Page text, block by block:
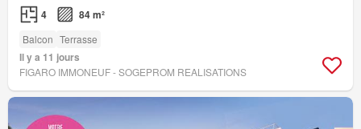
4 84 m²
Balcon Terrasse
Il y a 11 jours
FIGARO IMMONEUF - SOGEPROM REALISATIONS